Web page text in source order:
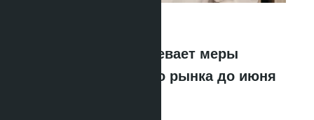
Банк Таиланда продлевает меры
поддержки ипотечного рынка до июня